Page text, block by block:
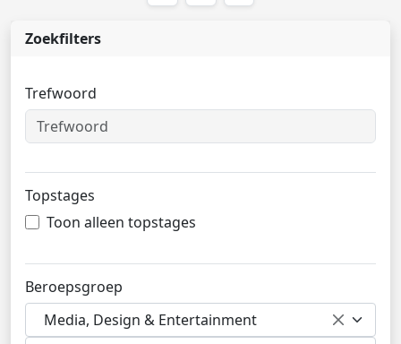
Zoekfilters
Trefwoord
Topstages
Toon alleen topstages
Beroepsgroep
Media, Design & Entertainment